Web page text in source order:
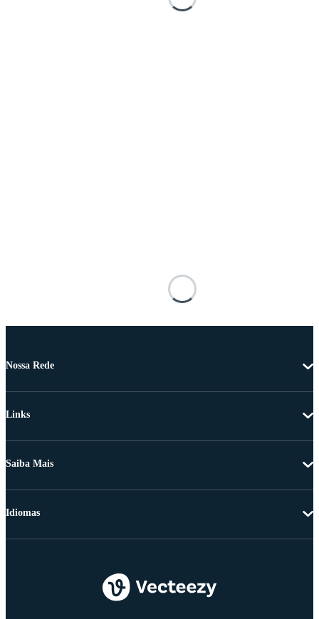
Nossa Rede
Links
Saiba Mais
Idiomas